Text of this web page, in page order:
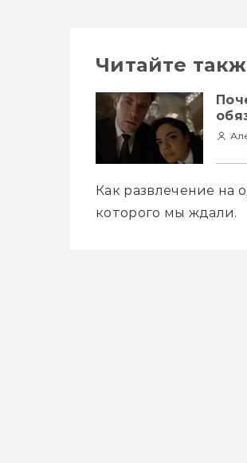
Читайте
Как развлечение на
которого мы ждали.